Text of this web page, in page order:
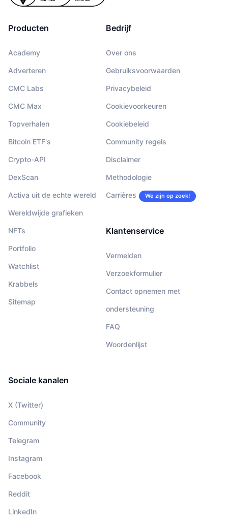
Producten
Academy
Adverteren
CMC Labs
CMC Max
Topverhalen
Bitcoin ETF's
Crypto-API
DexScan
Activa uit de echte wereld
Wereldwijde grafieken
NFTs
Portfolio
Watchlist
Krabbels
Sitemap
Bedrijf
Over ons
Gebruiksvoorwaarden
Privacybeleid
Cookievoorkeuren
Cookiebeleid
Community regels
Disclaimer
Methodologie
Carrières We zijn op zoek!
Klantenservice
Vermelden
Verzoekformulier
Contact opnemen met
ondersteuning
FAQ
Woordenlijst
Sociale kanalen
X (Twitter)
Community
Telegram
Instagram
Facebook
Reddit
LinkedIn